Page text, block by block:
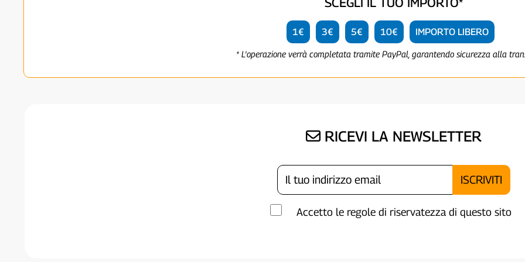
1€ 3€ 5€ 10€ IMPORTO LIBERO
* L'operazione verrà completata tramite PayPal, garantendo sicurezza alla
RICEVI LA NEWSLETTER
Accetto le regole di riservatezza di questo sito